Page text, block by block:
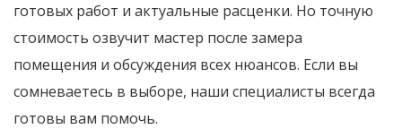
готовых работ и актуальные расценки. Но точную
стоимость озвучит мастер после замера
помещения и обсуждения всех нюансов. Если вы
сомневаетесь в выборе, наши специалисты всегда
готовы вам помочь.